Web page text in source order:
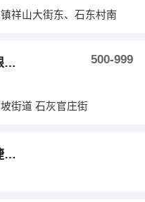
祥山大街东、石东村南
山东晨晖电子科技有限公司 500-999
街道 石灰官庄街
泰安市泰山区助业金捷信息咨询工作室